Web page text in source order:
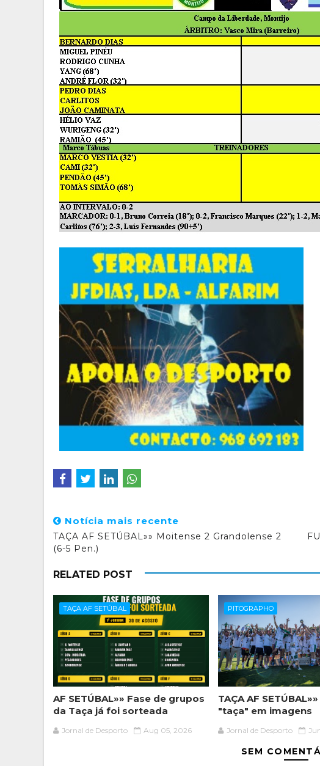
Notícia mais recente
TAÇA AF SETÚBAL»» Moitense 2 Grandolense 2
(6-5 Pen.)
RELATED POST
TAÇA AF SETÚBAL
AF SETÚBAL»» Fase de grupos
da Taça já foi sorteada
Jornal de Desporto Aug 05, 2026
PITOGRAPHO
TAÇA AF
"taça" em imagens
Jornal de Desporto
SEM